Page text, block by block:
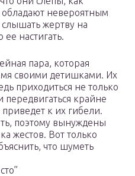
невероятным
жертву на
настигать.
пара, которая
своими детишками. Их
приходиться не только
передвигаться крайне
к их гибели.
поэтому вынуждены
жестов. Вот только
что шуметь